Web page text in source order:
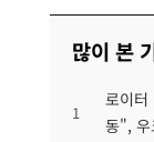
많이 본
1
로이터
동", 우